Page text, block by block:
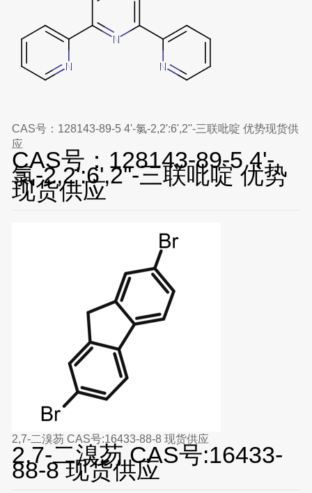
CAS号：128143-89-5 4'-氯-2,2':6',2''-三联吡啶 优势现货供
应
CAS号：128143-89-5 4'-
氯-2,2':6',2''-三联吡啶 优势
现货供应
2,7-二溴芴 CAS号:16433-88-8 现货供应
2,7-二溴芴 CAS号:16433-
88-8 现货供应